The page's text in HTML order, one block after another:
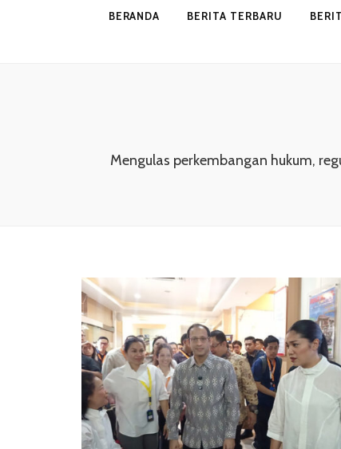
BERANDA BERITA TERBARU
Mengulas perkembangan hukum,